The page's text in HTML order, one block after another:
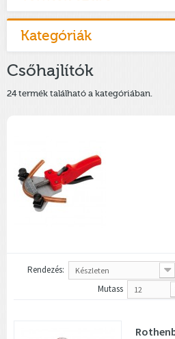
Kategóriák
Csőhajlítók
24 termék található a kategóriában.
Rendezés: Készleten
Mutass 12